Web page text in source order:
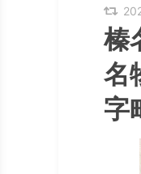
榛
名
字